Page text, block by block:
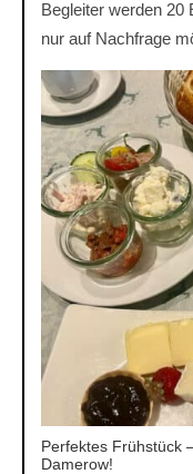
Begleiter werden 20
nur auf Nachfrage
Perfektes Frühstück
Damerow!